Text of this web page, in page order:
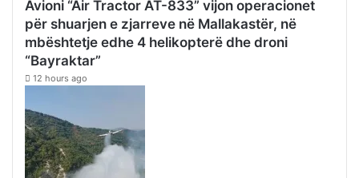
Avioni “Air Tractor AT-833” vijon operacionet
për shuarjen e zjarreve në Mallakastër, në
mbështetje edhe 4 helikopterë dhe droni
“Bayraktar”
12 hours ago